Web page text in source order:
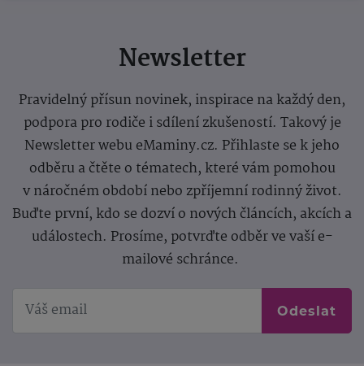
Newsletter
Pravidelný přísun novinek, inspirace na každý den,
podpora pro rodiče i sdílení zkušeností. Takový je
Newsletter webu eMaminy.cz. Přihlaste se k jeho
odběru a čtěte o tématech, které vám pomohou
v náročném období nebo zpříjemní rodinný život.
Buďte první, kdo se dozví o nových článcích, akcích a
událostech. Prosíme, potvrďte odběr ve vaší e-
mailové schránce.
Odeslat